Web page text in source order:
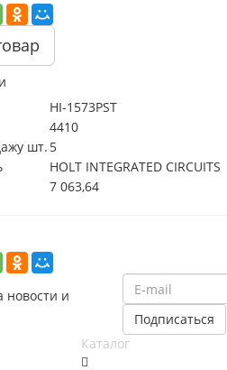
HI-1573PST
4410
шт. 5
HOLT INTEGRATED CIRCUITS
7 063,64
новости и
Каталог